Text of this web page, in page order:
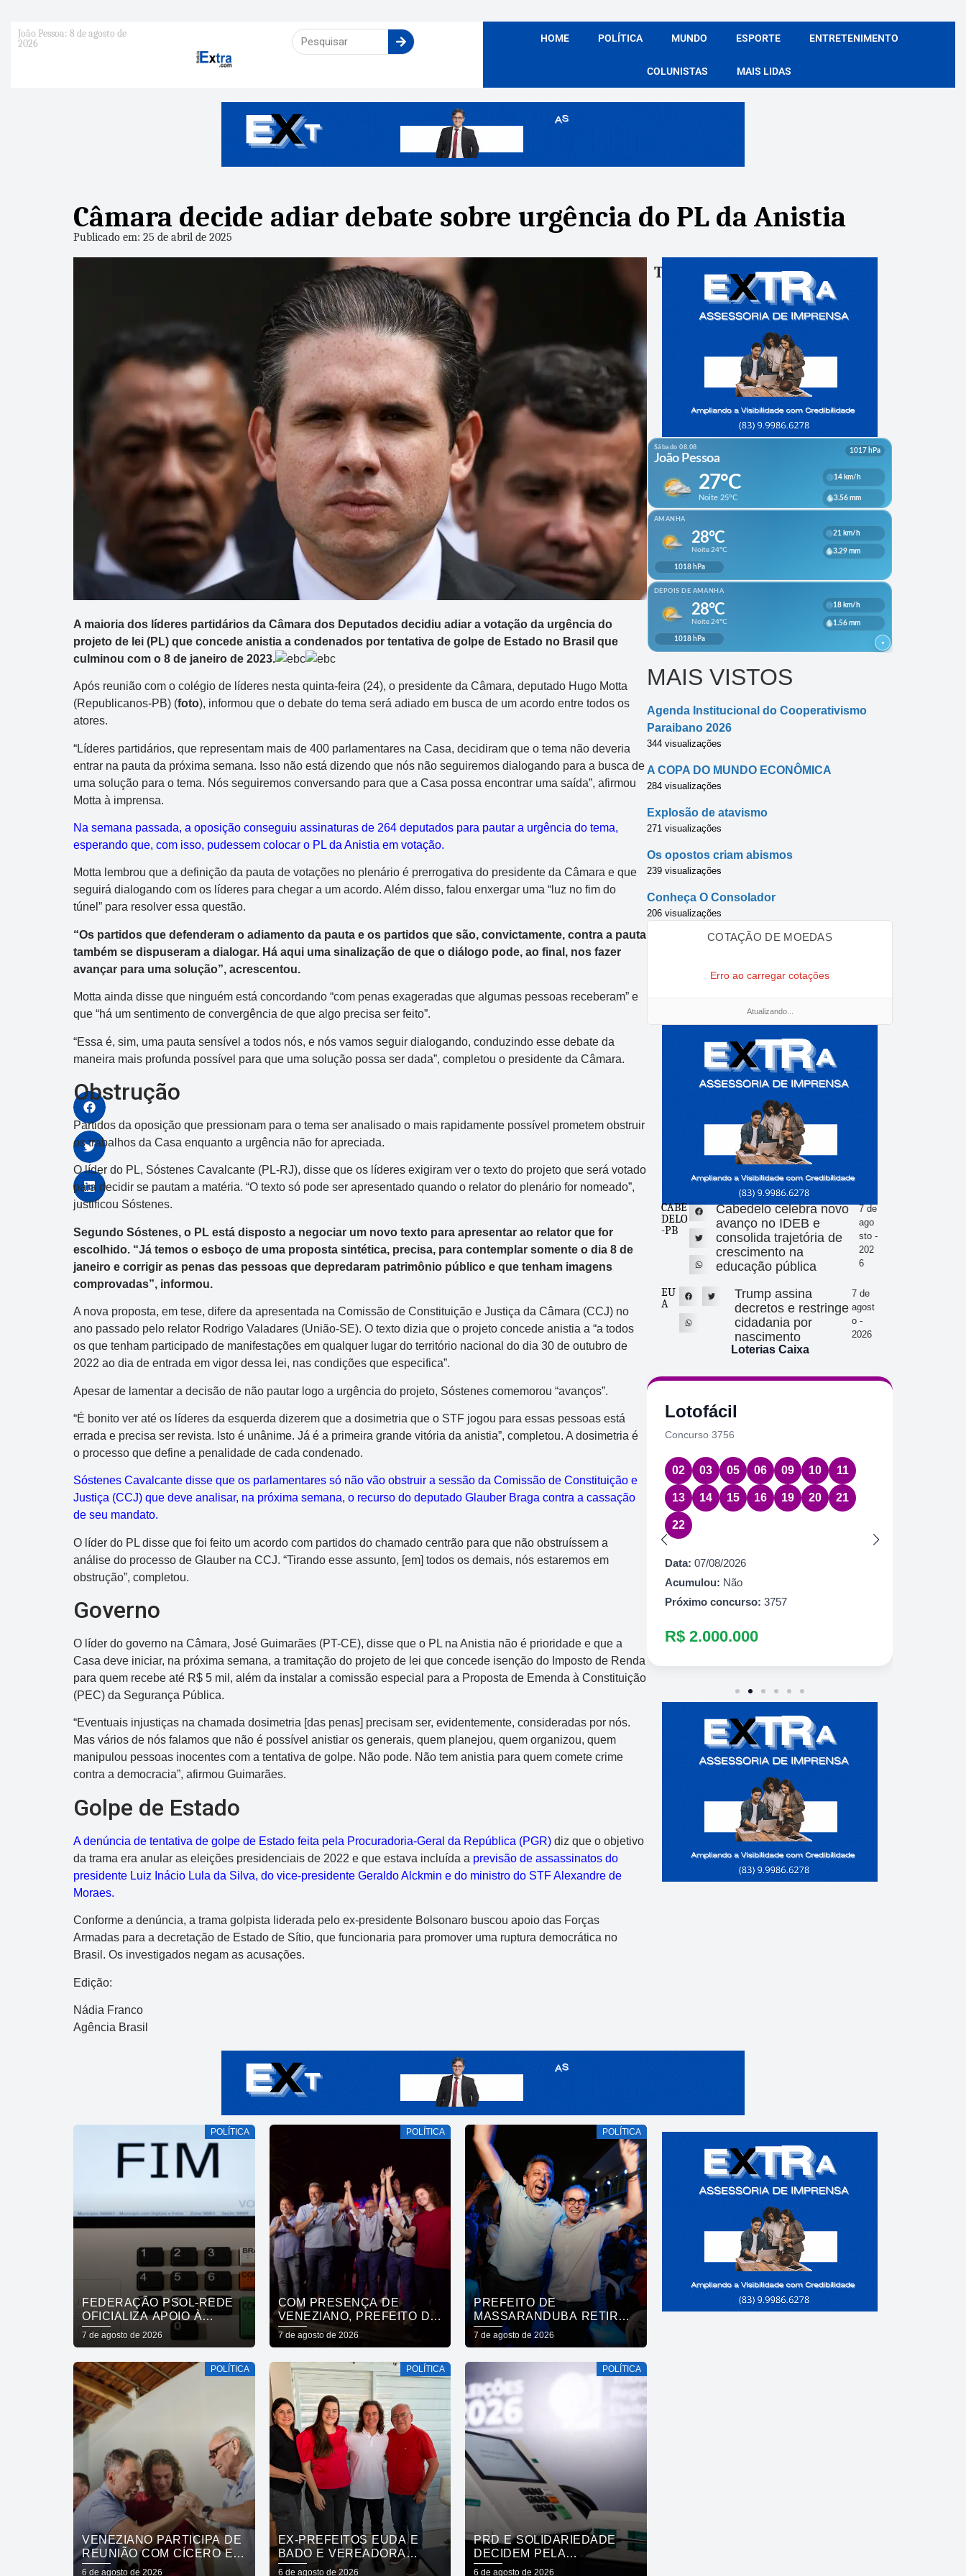
João Pessoa: 8 de agosto de
2026
HOME POLÍTICA MUNDO ESPORTE ENTRETENIMENTO
COLUNISTAS MAIS LIDAS
Câmara decide adiar debate sobre urgência do PL da Anistia
Publicado em: 25 de abril de 2025
A maioria dos líderes partidários da Câmara dos Deputados decidiu adiar a votação da urgência do
projeto de lei (PL) que concede anistia a condenados por tentativa de golpe de Estado no Brasil que
culminou com o 8 de janeiro de 2023.
Após reunião com o colégio de líderes nesta quinta-feira (24), o presidente da Câmara, deputado Hugo Motta
(Republicanos-PB) (foto), informou que o debate do tema será adiado em busca de um acordo entre todos os
atores.
“Líderes partidários, que representam mais de 400 parlamentares na Casa, decidiram que o tema não deveria
entrar na pauta da próxima semana. Isso não está dizendo que nós não seguiremos dialogando para a busca de
uma solução para o tema. Nós seguiremos conversando para que a Casa possa encontrar uma saída”, afirmou
Motta à imprensa.
Na semana passada, a oposição conseguiu assinaturas de 264 deputados para pautar a urgência do tema,
esperando que, com isso, pudessem colocar o PL da Anistia em votação.
Motta lembrou que a definição da pauta de votações no plenário é prerrogativa do presidente da Câmara e que
seguirá dialogando com os líderes para chegar a um acordo. Além disso, falou enxergar uma “luz no fim do
túnel” para resolver essa questão.
“Os partidos que defenderam o adiamento da pauta e os partidos que são, convictamente, contra a pauta
também se dispuseram a dialogar. Há aqui uma sinalização de que o diálogo pode, ao final, nos fazer
avançar para uma solução”, acrescentou.
Motta ainda disse que ninguém está concordando “com penas exageradas que algumas pessoas receberam” e
que “há um sentimento de convergência de que algo precisa ser feito”.
“Essa é, sim, uma pauta sensível a todos nós, e nós vamos seguir dialogando, conduzindo esse debate da
maneira mais profunda possível para que uma solução possa ser dada”, completou o presidente da Câmara.
Obstrução
Partidos da oposição que pressionam para o tema ser analisado o mais rapidamente possível prometem obstruir
os trabalhos da Casa enquanto a urgência não for apreciada.
O líder do PL, Sóstenes Cavalcante (PL-RJ), disse que os líderes exigiram ver o texto do projeto que será votado
para decidir se pautam a matéria. “O texto só pode ser apresentado quando o relator do plenário for nomeado”,
justificou Sóstenes.
Segundo Sóstenes, o PL está disposto a negociar um novo texto para apresentar ao relator que for
escolhido. “Já temos o esboço de uma proposta sintética, precisa, para contemplar somente o dia 8 de
janeiro e corrigir as penas das pessoas que depredaram patrimônio público e que tenham imagens
comprovadas”, informou.
A nova proposta, em tese, difere da apresentada na Comissão de Constituição e Justiça da Câmara (CCJ) no
ano passado pelo relator Rodrigo Valadares (União-SE). O texto dizia que o projeto concede anistia a “a todos
os que tenham participado de manifestações em qualquer lugar do território nacional do dia 30 de outubro de
2022 ao dia de entrada em vigor dessa lei, nas condições que especifica”.
Apesar de lamentar a decisão de não pautar logo a urgência do projeto, Sóstenes comemorou “avanços”.
“É bonito ver até os líderes da esquerda dizerem que a dosimetria que o STF jogou para essas pessoas está
errada e precisa ser revista. Isto é unânime. Já é a primeira grande vitória da anistia”, completou. A dosimetria é
o processo que define a penalidade de cada condenado.
Sóstenes Cavalcante disse que os parlamentares só não vão obstruir a sessão da Comissão de Constituição e
Justiça (CCJ) que deve analisar, na próxima semana, o recurso do deputado Glauber Braga contra a cassação
de seu mandato.
O líder do PL disse que foi feito um acordo com partidos do chamado centrão para que não obstruíssem a
análise do processo de Glauber na CCJ. “Tirando esse assunto, [em] todos os demais, nós estaremos em
obstrução”, completou.
Governo
O líder do governo na Câmara, José Guimarães (PT-CE), disse que o PL na Anistia não é prioridade e que a
Casa deve iniciar, na próxima semana, a tramitação do projeto de lei que concede isenção do Imposto de Renda
para quem recebe até R$ 5 mil, além da instalar a comissão especial para a Proposta de Emenda à Constituição
(PEC) da Segurança Pública.
“Eventuais injustiças na chamada dosimetria [das penas] precisam ser, evidentemente, consideradas por nós.
Mas vários de nós falamos que não é possível anistiar os generais, quem planejou, quem organizou, quem
manipulou pessoas inocentes com a tentativa de golpe. Não pode. Não tem anistia para quem comete crime
contra a democracia”, afirmou Guimarães.
Golpe de Estado
A denúncia de tentativa de golpe de Estado feita pela Procuradoria-Geral da República (PGR) diz que o objetivo
da trama era anular as eleições presidenciais de 2022 e que estava incluída a previsão de assassinatos do
presidente Luiz Inácio Lula da Silva, do vice-presidente Geraldo Alckmin e do ministro do STF Alexandre de
Moraes.
Conforme a denúncia, a trama golpista liderada pelo ex-presidente Bolsonaro buscou apoio das Forças
Armadas para a decretação de Estado de Sítio, que funcionaria para promover uma ruptura democrática no
Brasil. Os investigados negam as acusações.
Edição:
Nádia Franco
Agência Brasil
Tags:Compartile:
MAIS VISTOS
Agenda Institucional do Cooperativismo
Paraibano 2026
344 visualizações
A COPA DO MUNDO ECONÔMICA
284 visualizações
Explosão de atavismo
271 visualizações
Os opostos criam abismos
239 visualizações
Conheça O Consolador
206 visualizações
COTAÇÃO DE MOEDAS
Erro ao carregar cotações
Atualizando...
CABE
DELO
-PB
Cabedelo celebra novo
avanço no IDEB e
consolida trajetória de
crescimento na
educação pública
7 de
ago
sto -
202
6
EU
A
Trump assina
decretos e restringe
cidadania por
nascimento
7 de
agost
o -
2026
Loterias Caixa
Dupla Sena
Concurso 2993
38 40 47 49 50
Data:
07/08/2026
Acumulou:Sim
Próximo concurso:
R$ 1.000.000
Mega-Sena
Concurso 3041
Próximo concurso:3042
Lotofácil
Concurso 3756
02 03 05 06 09 10 11
13 14 15 16 19 20 21
22
Data: 07/08/2026
Acumulou: Não
Próximo concurso: 3757
R$ 2.000.000
POLÍTICA
FEDERAÇÃO PSOL-REDE
OFICIALIZA APOIO À
CANDIDATURA DE LULA À
REELEIÇÃO
7 de agosto de 2026
POLÍTICA
COM PRESENÇA DE
VENEZIANO, PREFEITO DE
MASSARANDUBA REÚNE
POPULAÇÃO E ANUNCIA
7 de agosto de 2026
POLÍTICA
PREFEITO DE
MASSARANDUBA RETIRA
APOIO A LUCAS RIBEIRO E
ANUNCIA VOTO EM
7 de agosto de 2026
POLÍTICA
VENEZIANO PARTICIPA DE
REUNIÃO COM CÍCERO E
FÁBIO RAMALHO E
6 de agosto de 2026
POLÍTICA
EX-PREFEITOS EUDA E
BADO E VEREADORA
MARINA VENÂNCIO, DE
6 de agosto de 2026
POLÍTICA
PRD E SOLIDARIEDADE
DECIDEM PELA
NEUTRALIDADE NA
6 de agosto de 2026